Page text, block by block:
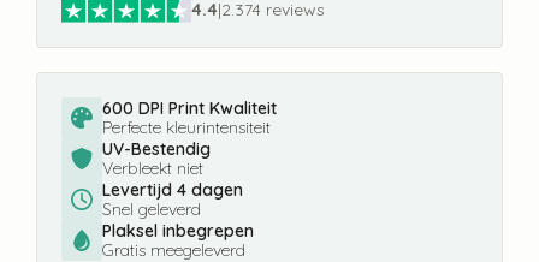
4.4|2.374 reviews
600 DPI Print Kwaliteit
Perfecte kleurintensiteit
UV-Bestendig
Verbleekt niet
Levertijd 4 dagen
Snel geleverd
Plaksel inbegrepen
Gratis meegeleverd